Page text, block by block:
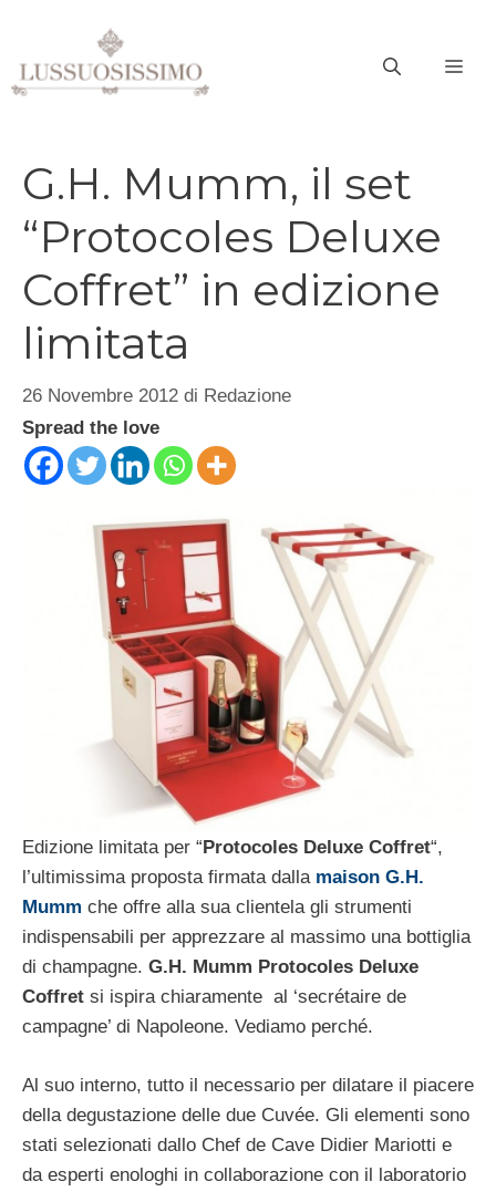
contenuto
G.H. Mumm, il set
“Protocoles Deluxe
Coffret” in edizione
limitata
26 Novembre 2012 di Redazione
Spread the love
Edizione limitata per “ Protocoles Deluxe Coffret“,
l’ultimissima proposta firmata dalla maison G.H.
Mumm che offre alla sua clientela gli strumenti
indispensabili per apprezzare al massimo una bottiglia
di champagne. G.H. Mumm Protocoles Deluxe
Coffret si ispira chiaramente al ‘secrétaire de
campagne’ di Napoleone. Vediamo perché.
Al suo interno, tutto il necessario per dilatare il piacere
della degustazione delle due Cuvée. Gli elementi sono
stati selezionati dallo Chef de Cave Didier Mariotti e
da esperti enologhi in collaborazione con il laboratorio